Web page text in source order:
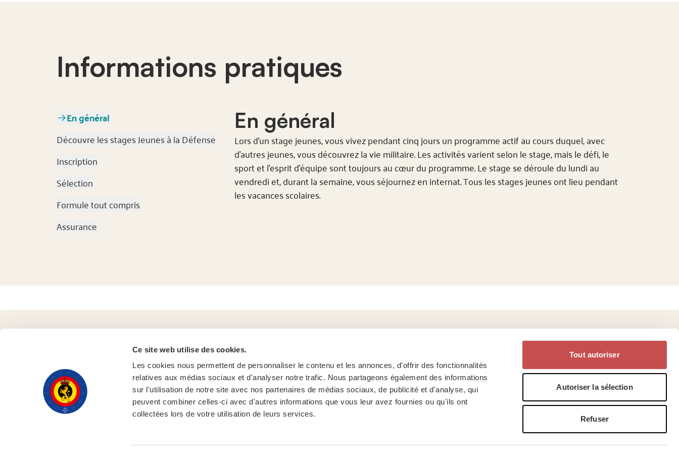
Ce site web utilise des cookies.
Les cookies nous permettent de personnaliser le contenu et les annonces, d'offrir des fonctionnalités
relatives aux médias sociaux et d'analyser notre trafic. Nous partageons également des informations
sur l'utilisation de notre site avec nos partenaires de médias sociaux, de publicité et d'analyse, qui
peuvent combiner celles-ci avec d'autres informations que vous leur avez fournies ou qu'ils ont
collectées lors de votre utilisation de leurs services.
Tout autoriser
Autoriser la sélection
Refuser
Informations pratiques
En général
Découvre les stages Jeunes à la Défense
Inscription
Sélection
Formule tout compris
Assurance
En général
Lors d’un stage jeunes, vous vivez pendant cinq jours un programme actif au cours duquel, avec
d’autres jeunes, vous découvrez la vie militaire. Les activités varient selon le stage, mais le défi, le
sport et l’esprit d’équipe sont toujours au cœur du programme. Le stage se déroule du lundi au
vendredi et, durant la semaine, vous séjournez en internat. Tous les stages jeunes ont lieu pendant
les vacances scolaires.
Des questions ?
Questions fréquentes
Suivez-nous sur
Privacy•Cookies